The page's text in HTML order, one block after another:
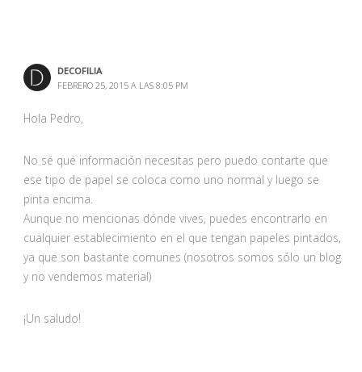
DECOFILIA
FEBRERO 25, 2015 A LAS 8:05 PM
Hola Pedro,
No sé qué información necesitas pero puedo contarte que
ese tipo de papel se coloca como uno normal y luego se
pinta encima.
Aunque no mencionas dónde vives, puedes encontrarlo en
cualquier establecimiento en el que tengan papeles pintados,
ya que son bastante comunes (nosotros somos sólo un blog
y no vendemos material)
¡Un saludo!